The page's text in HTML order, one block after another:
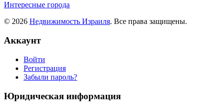
Интересные города
© 2026 Недвижимость Израиля. Все права защищены.
Аккаунт
Войти
Регистрация
Забыли пароль?
Юридическая информация